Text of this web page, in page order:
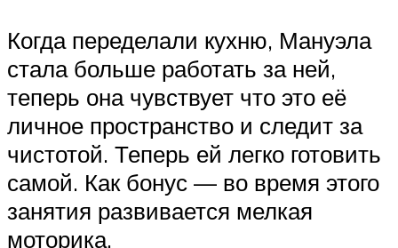
Когда переделали кухню, Мануэла
стала больше работать за ней,
теперь она чувствует что это её
личное пространство и следит за
чистотой. Теперь ей легко готовить
самой. Как бонус — во время этого
занятия развивается мелкая
моторика.